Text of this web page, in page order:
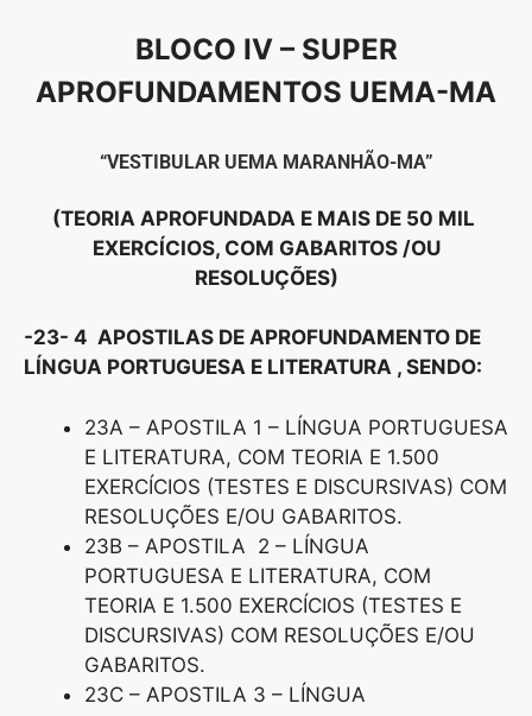
BLOCO IV – SUPER
APROFUNDAMENTOS UEMA-MA
“VESTIBULAR UEMA MARANHÃO-MA”
(TEORIA APROFUNDADA E MAIS DE 50 MIL
EXERCÍCIOS, COM GABARITOS /OU
RESOLUÇÕES)
-23- 4 APOSTILAS DE APROFUNDAMENTO DE
LÍNGUA PORTUGUESA E LITERATURA , SENDO:
23A – APOSTILA 1 – LÍNGUA PORTUGUESA
E LITERATURA, COM TEORIA E 1.500
EXERCÍCIOS (TESTES E DISCURSIVAS) COM
RESOLUÇÕES E/OU GABARITOS.
23B – APOSTILA 2 – LÍNGUA
PORTUGUESA E LITERATURA, COM
TEORIA E 1.500 EXERCÍCIOS (TESTES E
DISCURSIVAS) COM RESOLUÇÕES E/OU
GABARITOS.
23C – APOSTILA 3 – LÍNGUA